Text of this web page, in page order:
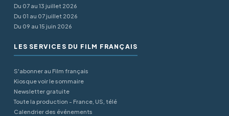
Du 07 au 13 juillet 2026
Du 01 au 07 juillet 2026
Du 09 au 15 juin 2026
LES SERVICES DU FILM FRANÇAIS
S'abonner au Film français
Kiosque voir le sommaire
Newsletter gratuite
Toute la production - France, US, télé
Calendrier des événements